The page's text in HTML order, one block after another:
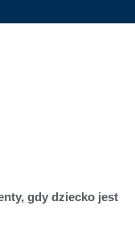
gdy dziecko jest